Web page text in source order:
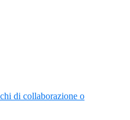
di collaborazione o